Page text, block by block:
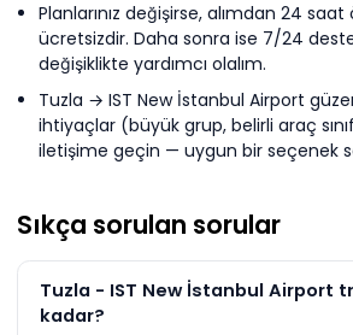
Planlarınız değişirse, alımdan 24
ücretsizdir. Daha sonra ise 7/24
değişiklikte yardımcı olalım.
Tuzla → IST New İstanbul Airport
ihtiyaçlar (büyük grup, belirli araç
iletişime geçin — uygun bir seçenek
Sıkça sorulan sorular
Tuzla - IST New İstanbul Airport
kadar?